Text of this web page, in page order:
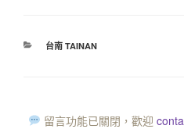
台南 TAINAN
留言功能已關閉，歡迎